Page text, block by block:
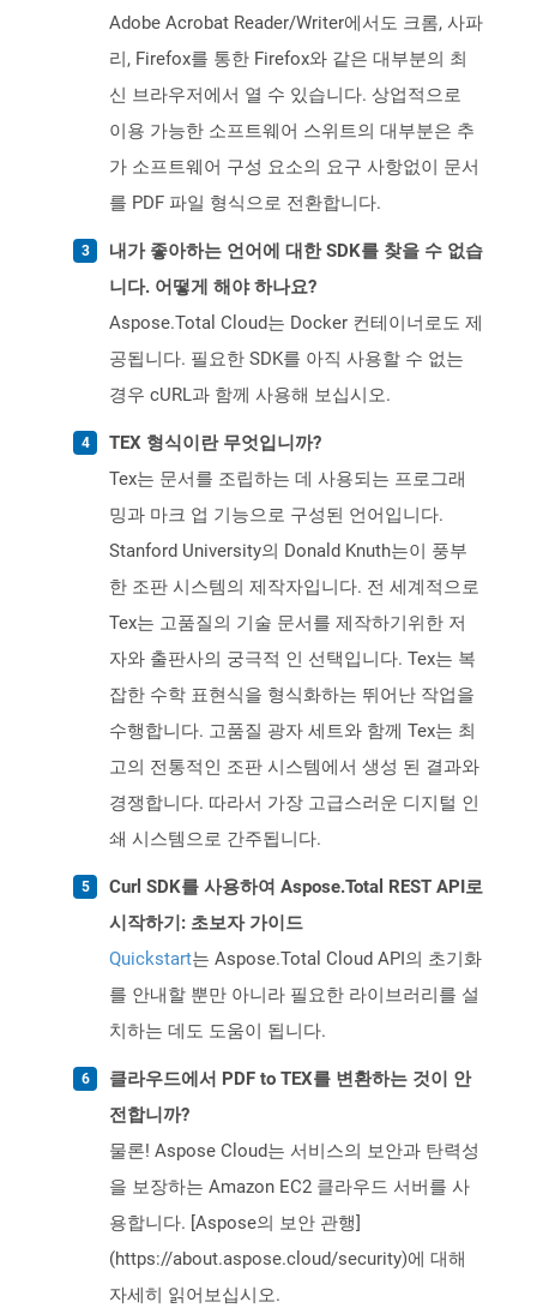
Adobe Acrobat Reader/Writer에서도 크롬, 사파
리, Firefox를 통한 Firefox와 같은 대부분의 최
신 브라우저에서 열 수 있습니다. 상업적으로
이용 가능한 소프트웨어 스위트의 대부분은 추
가 소프트웨어 구성 요소의 요구 사항없이 문서
를 PDF 파일 형식으로 전환합니다.
내가 좋아하는 언어에 대한 SDK를 찾을 수 없습
니다. 어떻게 해야 하나요?
Aspose.Total Cloud는 Docker 컨테이너로도 제
공됩니다. 필요한 SDK를 아직 사용할 수 없는
경우 cURL과 함께 사용해 보십시오.
TEX 형식이란 무엇입니까?
Tex는 문서를 조립하는 데 사용되는 프로그래
밍과 마크 업 기능으로 구성된 언어입니다.
Stanford University의 Donald Knuth는이 풍부
한 조판 시스템의 제작자입니다. 전 세계적으로
Tex는 고품질의 기술 문서를 제작하기위한 저
자와 출판사의 궁극적 인 선택입니다. Tex는 복
잡한 수학 표현식을 형식화하는 뛰어난 작업을
수행합니다. 고품질 광자 세트와 함께 Tex는 최
고의 전통적인 조판 시스템에서 생성 된 결과와
경쟁합니다. 따라서 가장 고급스러운 디지털 인
쇄 시스템으로 간주됩니다.
Curl SDK를 사용하여 Aspose.Total REST API로
시작하기: 초보자 가이드
Quickstart는 Aspose.Total Cloud API의 초기화
를 안내할 뿐만 아니라 필요한 라이브러리를 설
치하는 데도 도움이 됩니다.
클라우드에서 PDF to TEX를 변환하는 것이 안
전합니까?
물론! Aspose Cloud는 서비스의 보안과 탄력성
을 보장하는 Amazon EC2 클라우드 서버를 사
용합니다. [Aspose의 보안 관행]
(https://about.aspose.cloud/security)에 대해
자세히 읽어보십시오.